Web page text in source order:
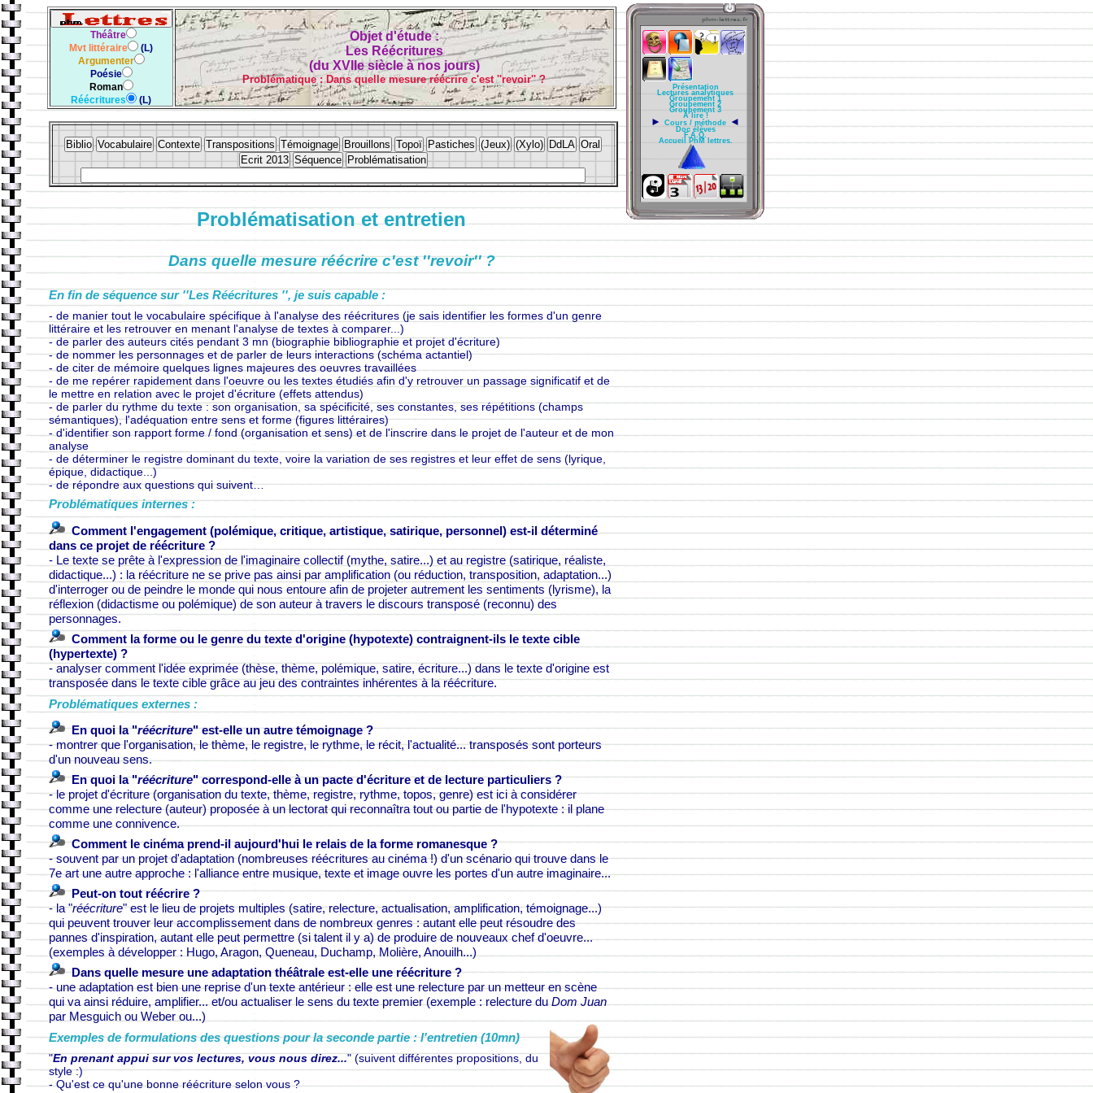
Théâtre
Mvt littéraire
(L)
Argumenter
Poésie
Roman
Réécritures
(L)
Objet d'étude :
Les Réécritures
(du XVIIe siècle à nos jours)
Problématique : Dans quelle mesure réécrire c'est ''revoir'' ?
Problématisation et entretien
Dans quelle mesure réécrire c'est ''revoir'' ?
En fin de séquence sur ''Les Réécritures '', je suis capable :
- de manier tout le vocabulaire spécifique à l'analyse des réécritures (je sais identifier les formes d'un genre
littéraire et les retrouver en menant l'analyse de textes à comparer...)
- de parler des auteurs cités pendant 3 mn (biographie bibliographie et projet d'écriture)
- de nommer les personnages et de parler de leurs interactions (schéma actantiel)
- de citer de mémoire quelques lignes majeures des oeuvres travaillées
- de me repérer rapidement dans l'oeuvre ou les textes étudiés afin d'y retrouver un passage significatif et de
le mettre en relation avec le projet d'écriture (effets attendus)
- de parler du rythme du texte : son organisation, sa spécificité, ses constantes, ses répétitions (champs
sémantiques), l'adéquation entre sens et forme (figures littéraires)
- d'identifier son rapport forme / fond (organisation et sens) et de l'inscrire dans le projet de l'auteur et de mon
analyse
- de déterminer le registre dominant du texte, voire la variation de ses registres et leur effet de sens (lyrique,
épique, didactique...)
- de répondre aux questions qui suivent…
Problématiques internes :
Comment l'engagement (polémique, critique, artistique, satirique, personnel) est-il déterminé
dans ce projet de réécriture ?
- Le texte se prête à l'expression de l'imaginaire collectif (mythe, satire...) et au registre (satirique, réaliste,
didactique...) : la réécriture ne se prive pas ainsi par amplification (ou réduction, transposition, adaptation...)
d'interroger ou de peindre le monde qui nous entoure afin de projeter autrement les sentiments (lyrisme), la
réflexion (didactisme ou polémique) de son auteur à travers le discours transposé (reconnu) des
personnages.
Comment la forme ou le genre du texte d'origine (hypotexte) contraignent-ils le texte cible
(hypertexte) ?
- analyser comment l'idée exprimée (thèse, thème, polémique, satire, écriture...) dans le texte d'origine est
transposée dans le texte cible grâce au jeu des contraintes inhérentes à la réécriture.
Problématiques externes :
En quoi la "réécriture" est-elle un autre témoignage ?
- montrer que l'organisation, le thème, le registre, le rythme, le récit, l'actualité... transposés sont porteurs
d'un nouveau sens.
En quoi la "réécriture" correspond-elle à un pacte d'écriture et de lecture particuliers ?
- le projet d'écriture (organisation du texte, thème, registre, rythme, topos, genre) est ici à considérer
comme une relecture (auteur) proposée à un lectorat qui reconnaîtra tout ou partie de l'hypotexte : il plane
comme une connivence.
Comment le cinéma prend-il aujourd'hui le relais de la forme romanesque ?
- souvent par un projet d'adaptation (nombreuses réécritures au cinéma !) d'un scénario qui trouve dans le
7e art une autre approche : l'alliance entre musique, texte et image ouvre les portes d'un autre imaginaire...
Peut-on tout réécrire ?
- la "réécriture" est le lieu de projets multiples (satire, relecture, actualisation, amplification, témoignage...)
qui peuvent trouver leur accomplissement dans de nombreux genres : autant elle peut résoudre des
pannes d'inspiration, autant elle peut permettre (si talent il y a) de produire de nouveaux chef d'oeuvre...
(exemples à développer : Hugo, Aragon, Queneau, Duchamp, Molière, Anouilh...)
Dans quelle mesure une adaptation théâtrale est-elle une réécriture ?
- une adaptation est bien une reprise d'un texte antérieur : elle est une relecture par un metteur en scène
qui va ainsi réduire, amplifier... et/ou actualiser le sens du texte premier (exemple : relecture duDom Juan
par Mesguich ou Weber ou...)
Exemples de formulations des questions pour la seconde partie : l'entretien (10mn)
"En prenant appui sur vos lectures, vous nous direz..." (suivent différentes propositions, du
style :)
- Qu'est ce qu'une bonne réécriture selon vous ?
Présentation
Lectures analytiques
Groupement 1
Groupement 2
Groupement 3
À lire !
► Cours / méthode ◄
Doc élèves
F.A.Q.
Accueil PhM lettres.